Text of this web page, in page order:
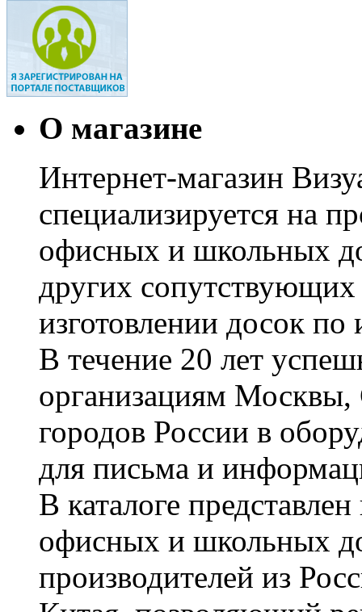
О магазине
Интернет-магазин
специализируется на
офисных и школьных
других сопутствующих
изготовлении досок по
В течение 20 лет
организациям Москвы,
городов России в
для письма и
В каталоге
офисных и школьных
производителей из